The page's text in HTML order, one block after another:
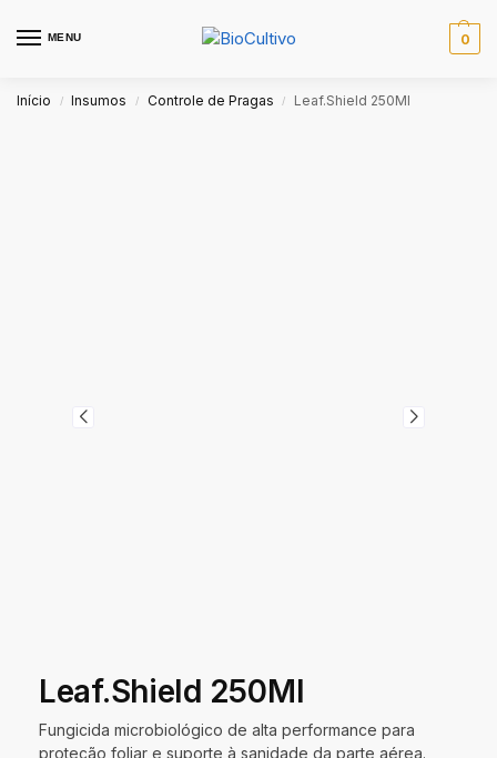
MENU 0
Início / Insumos / Controle de Pragas / Leaf.Shield 250Ml
Leaf.Shield 250Ml
Fungicida microbiológico de alta performance para
proteção foliar e suporte à sanidade da parte aérea.